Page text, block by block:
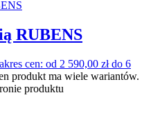
RUBENS
cen: od 2 590,00 zł do 6
produkt ma wiele wariantów.
produktu